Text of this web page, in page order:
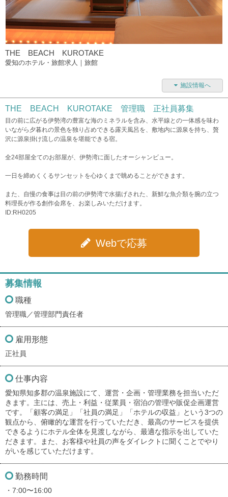
THE BEACH KUROTAKE
愛知のホテル・旅館求人｜旅館
施設情報へ
THE BEACH KUROTAKE 管理職 正社員募集
目の前に広がる伊勢湾の豊富な海のミネラルを含み、水平線との一体感を味わ
いながら夕暮れの景色を独り占めできる露天風呂を、敷地内に源泉を持ち、贅
沢に源泉掛け流しの温泉を堪能できる宿。
全24部屋全てのお部屋が、伊勢湾に面したオーシャンビュー。
一日を締めくくるサンセットを心ゆくまで眺めることができます。
また、自慢の食事は目の前の伊勢湾で水揚げされた、新鮮な魚介類を腕の立つ
料理長が作る創作会席を、お楽しみいただけます。
ID:RH0205
Webで応募
募集情報
職種
管理職／管理部門責任者
雇用形態
正社員
仕事内容
愛知県知多郡の温泉施設にて、運営・企画・管理業務を担当いただ
きます。主には、売上・利益・従業員・宿泊の管理や販促企画運営
です。「顧客の満足」「社員の満足」「ホテルの収益」という3つの
観点から、俯瞰的な運営を行っていただき、最高のサービスを提供
できるようにホテル全体を見渡しながら、最適な指示を出していた
だきます。また、お客様や社員の声をダイレクトに聞くことでやり
がいを感じていただけます。
勤務時間
・7:00〜16:00